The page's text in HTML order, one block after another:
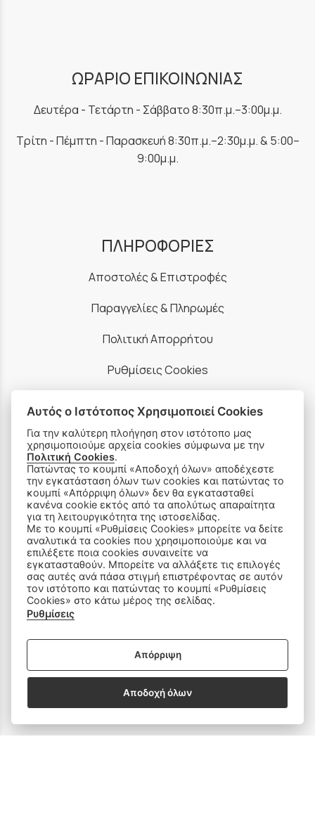
ΩΡΑΡΙΟ ΕΠΙΚΟΙΝΩΝΙΑΣ
Δευτέρα - Τετάρτη - Σάββατο 8:30π.μ.–3:00μ.μ.
Τρίτη - Πέμπτη - Παρασκευή 8:30π.μ.–2:30μ.μ. & 5:00–
9:00μ.μ.
ΠΛΗΡΟΦΟΡΙΕΣ
Αποστολές & Επιστροφές
Παραγγελίες & Πληρωμές
Πολιτική Απορρήτου
Ρυθμίσεις Cookies
ΠΡΟΪΟΝΤΑ
Ραπτομηχανές
Οικιακός Εξοπλισμός
Είδη Ραπτικής
SOCIAL MEDIA
Αυτός ο Ιστότοπος Χρησιμοποιεί Cookies
Για την καλύτερη πλοήγηση στον ιστότοπο μας
χρησιμοποιούμε αρχεία cookies σύμφωνα με την
Πολιτική Cookies.
Πατώντας το κουμπί «Αποδοχή όλων» αποδέχεστε
την εγκατάσταση όλων των cookies και πατώντας το
κουμπί «Απόρριψη όλων» δεν θα εγκατασταθεί
κανένα cookie εκτός από τα απολύτως απαραίτητα
για τη λειτουργικότητα της ιστοσελίδας.
Με το κουμπί «Ρυθμίσεις Cookies» μπορείτε να δείτε
αναλυτικά τα cookies που χρησιμοποιούμε και να
επιλέξετε ποια cookies συναινείτε να
εγκατασταθούν. Μπορείτε να αλλάξετε τις επιλογές
σας αυτές ανά πάσα στιγμή επιστρέφοντας σε αυτόν
τον ιστότοπο και πατώντας το κουμπί «Ρυθμίσεις
Cookies» στο κάτω μέρος της σελίδας.
Ρυθμίσεις
Απόρριψη
Αποδοχή όλων